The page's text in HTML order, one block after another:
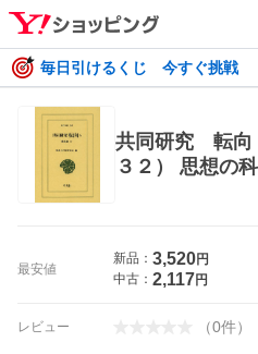
毎日引けるくじ 今すぐ挑戦
共同研究 転
３２） 思想の
最安値
新品： 3,520円
中古： 2,117円
レビュー （0件）